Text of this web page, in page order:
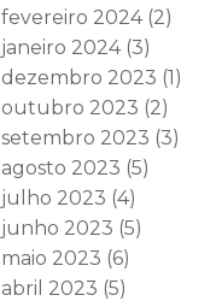
fevereiro 2024(2)
janeiro 2024(3)
dezembro 2023 (1)
outubro 2023 (2)
setembro 2023 (3)
agosto 2023 (5)
julho 2023 (4)
junho 2023 (5)
maio 2023 (6)
abril 2023 (5)